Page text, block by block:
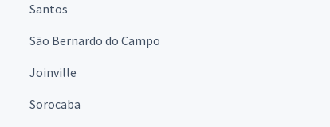
Santos
São Bernardo do Campo
Joinville
Sorocaba